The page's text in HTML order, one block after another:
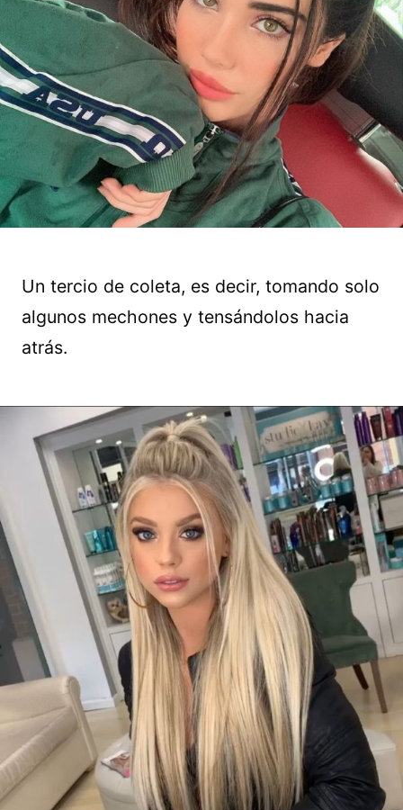
Un tercio de coleta, es decir, tomando solo
algunos mechones y tensándolos hacia
atrás.